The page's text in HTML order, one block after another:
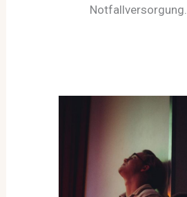
Notfallversorgung.